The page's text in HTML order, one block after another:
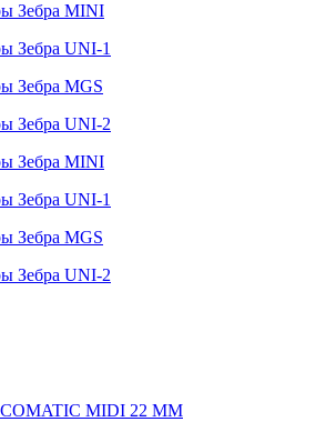
Зебра MINI
Зебра UNI-1
Зебра MGS
Зебра UNI-2
Зебра MINI
Зебра UNI-1
Зебра MGS
Зебра UNI-2
MIDI 22 ММ